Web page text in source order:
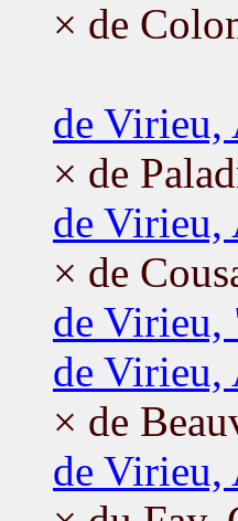
× de
de Virieu,
× de
de Virieu,
× de
de
de
× de
de Virieu,